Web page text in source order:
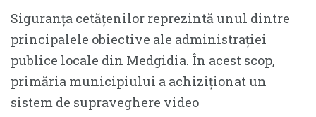
Siguranța cetățenilor reprezintă unul dintre
principalele obiective ale administrației
publice locale din Medgidia. În acest scop,
primăria municipiului a achiziționat un
sistem de supraveghere video